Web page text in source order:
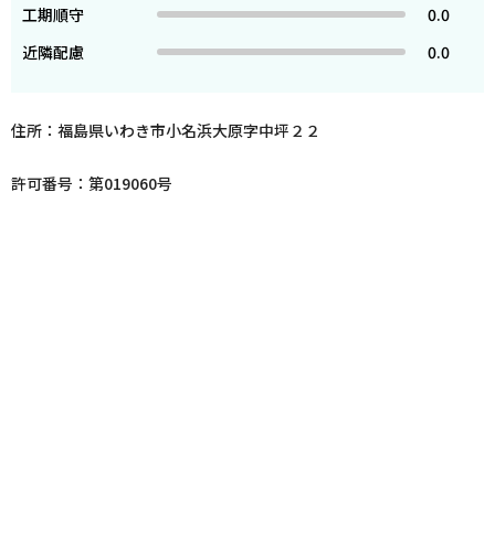
工期順守
0.0
近隣配慮
0.0
住所：福島県いわき市小名浜大原字中坪２２
許可番号：第019060号